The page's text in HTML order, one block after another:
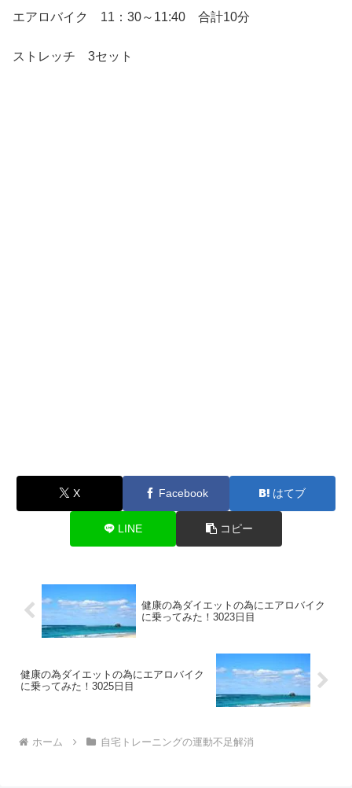
エアロバイク 11：30～11:40 合計10分
ストレッチ 3セット
X Facebook はてブ
LINE コピー
健康の為ダイエットの為にエアロバイク
に乗ってみた！3023日目
健康の為ダイエットの為にエアロバイク
に乗ってみた！3025日目
ホーム 自宅トレーニングの運動不足解消